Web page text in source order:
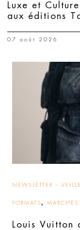
Luxe et
aux éditions
07 août 2026
NEWSLETTER –
FORMATS, MARCHÉS
Louis Vuitton